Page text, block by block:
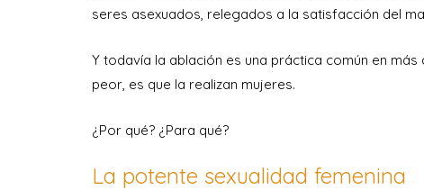
seres asexuados, relegados a la satisfacción del
Y todavía la ablación es una práctica común en
peor, es que la realizan mujeres.
¿Por qué? ¿Para qué?
La potente sexualidad femenina